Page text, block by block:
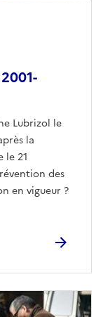
Lubrizol le
la
le 21
des
en vigueur ?